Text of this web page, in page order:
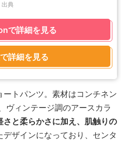
出典
で詳細を見る
詳細を見る
トパンツ。素材はコンチネン
ヴィンテージ調のアースカラ
さと柔らかさに加え、肌触りの
デザインになっており、センタ